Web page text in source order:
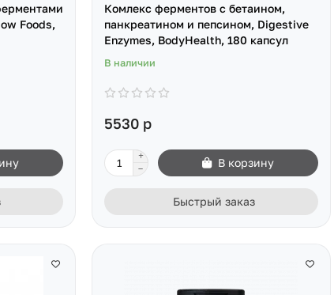
Foods,
Комлекс ферментов с бетаином,
панкреатином и пепсином, Digestive
Enzymes, BodyHealth, 180 капсул
В наличии
5530 р
В корзину
Быстрый заказ